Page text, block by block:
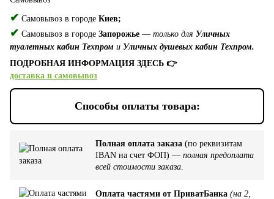
✔ Самовывоз в городе Киев;
✔ Самовывоз в городе Запорожье — только для Уличных
туалетных кабин Техпром и Уличных душевых кабин Техпром.
ПОДРОБНАЯ ИНФОРМАЦИЯ ЗДЕСЬ 👉
доставка и самовывоз
Способы оплаты товара:
Полная оплата заказа (по реквизитам
IBAN на счет ФОП) — полная предоплата
всей стоимости заказа
Оплата частями от ПриватБанка (на 2,